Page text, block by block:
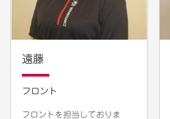
遠藤
フロント
フロントを担当しておりま